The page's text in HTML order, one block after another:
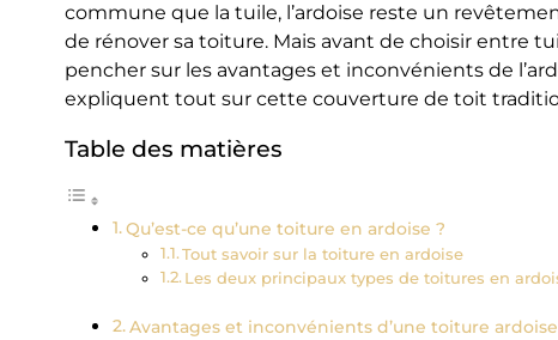
commune que la tuile, l’ardoise reste un
de rénover sa toiture. Mais avant de choisir entre
pencher sur les avantages et inconvénients de
expliquent tout sur cette couverture de toit
Table des matières
Qu’est-ce qu’une toiture en ardoise ?
Tout savoir sur la toiture en ardoise
Les deux principaux types de toitures en
Avantages et inconvénients d’une toiture ardoise